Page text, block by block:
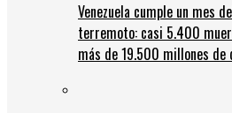
Venezuela cumple un mes
terremoto: casi 5.400
más de 19.500 millones de